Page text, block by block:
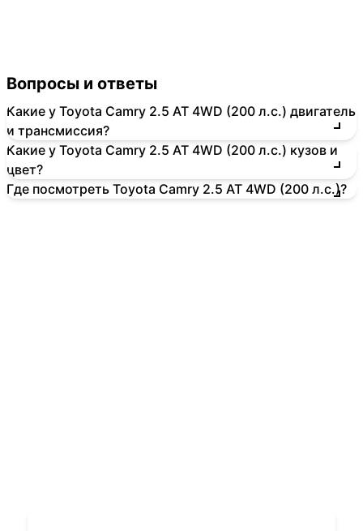
Вопросы и ответы
Какие у Toyota Camry 2.5 AT 4WD (200 л.с.) двигатель
и трансмиссия?
Какие у Toyota Camry 2.5 AT 4WD (200 л.с.) кузов и
цвет?
Где посмотреть Toyota Camry 2.5 AT 4WD (200 л.с.)?